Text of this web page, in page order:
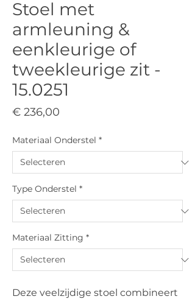
Stoel met
armleuning &
eenkleurige of
tweekleurige zit -
15.0251
€ 236,00
Materiaal Onderstel *
Type Onderstel *
Materiaal Zitting *
Deze veelzijdige stoel combineert